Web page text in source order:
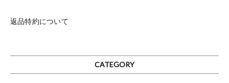
返品特約について
CATEGORY